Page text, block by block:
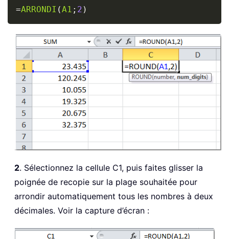
=ARRONDI (A1 ; 2 )
2. Sélectionnez la cellule C1, puis faites glisser la
poignée de recopie sur la plage souhaitée pour
arrondir automatiquement tous les nombres à deux
décimales. Voir la capture d’écran :